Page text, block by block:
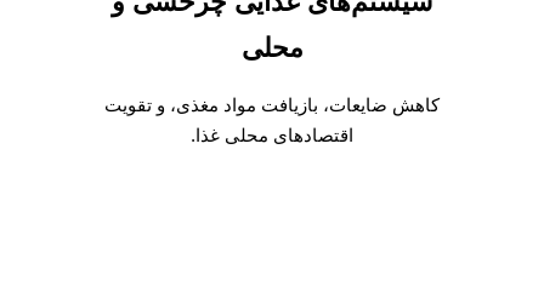
محلی
کاهش ضایعات، بازیافت مواد مغذی، و تقویت
اقتصادهای محلی غذا.